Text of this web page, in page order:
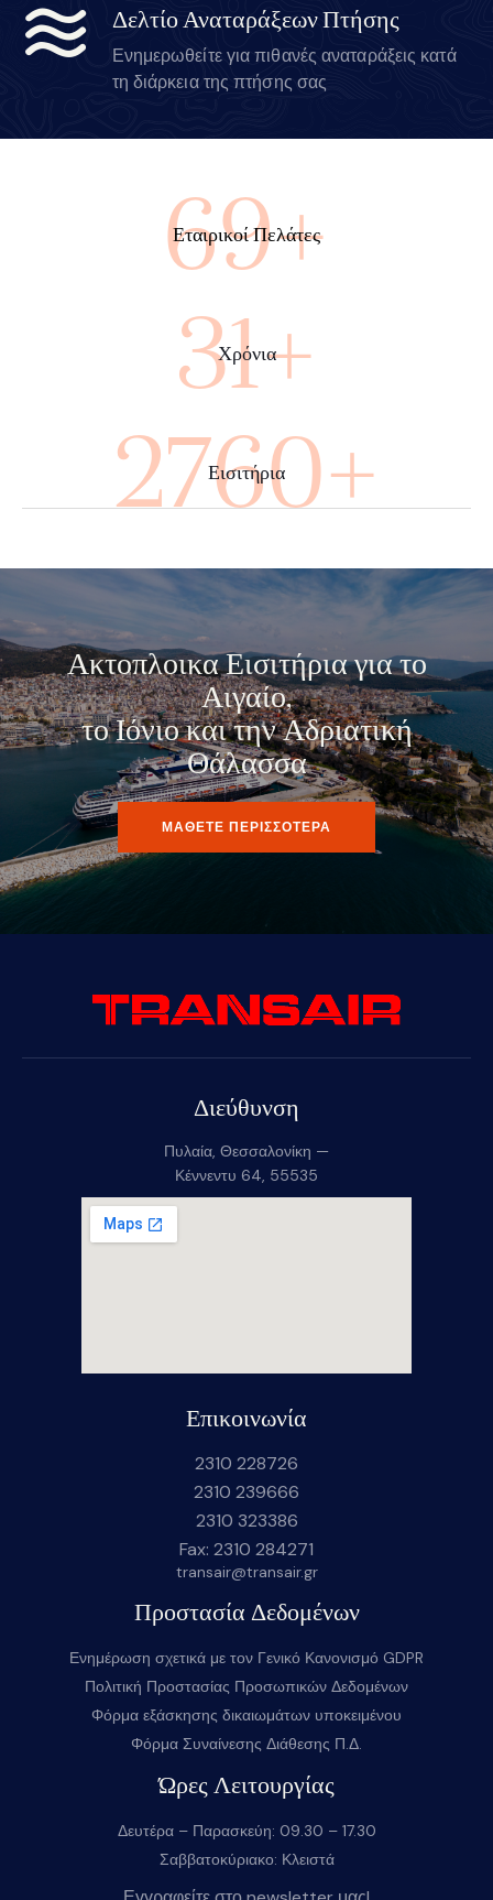
Δελτίο Αναταράξεων Πτήσης
Ενημερωθείτε για πιθανές αναταράξεις κατά
τη διάρκεια της πτήσης σας
100+
Εταιρικοί Πελάτες
45+
Χρόνια
4000+
Εισιτήρια
Ακτοπλοικα Εισιτήρια για το
Αιγαίο,
το Ιόνιο και την Αδριατική
Θάλασσα
ΜΑΘΕΤΕ ΠΕΡΙΣΣΟΤΕΡΑ
Διεύθυνση
Πυλαία, Θεσσαλονίκη —
Κέννεντυ 64, 55535
Επικοινωνία
2310 228726
2310 239666
2310 323386
Fax: 2310 284271
transair@transair.gr
Προστασία Δεδομένων
Ενημέρωση σχετικά με τον Γενικό Κανονισμό GDPR
Πολιτική Προστασίας Προσωπικών Δεδομένων
Φόρμα εξάσκησης δικαιωμάτων υποκειμένου
Φόρμα Συναίνεσης Διάθεσης Π.Δ.
Ώρες Λειτουργίας
Δευτέρα – Παρασκεύη: 09.30 – 17.30
Σαββατοκύριακο: Κλειστά